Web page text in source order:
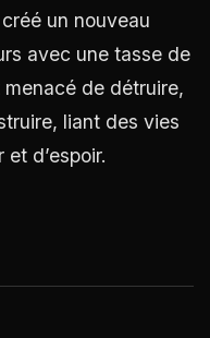
un nouveau
avec une tasse de
de détruire,
liant des vies
d’espoir.